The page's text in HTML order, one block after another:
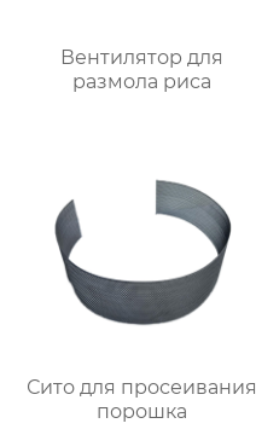
Вентилятор для
размола риса
Сито для просеивания
порошка